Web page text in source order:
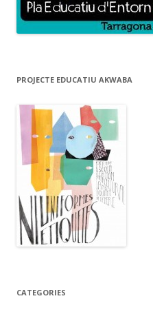
PROJECTE EDUCATIU AKWABA
CATEGORIES